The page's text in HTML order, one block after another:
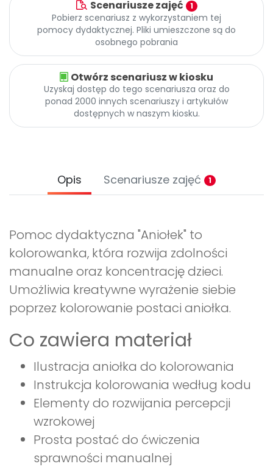
Scenariusze zajęć 1
Pobierz scenariusz z wykorzystaniem tej
pomocy dydaktycznej. Pliki umieszczone są do
osobnego pobrania
Otwórz scenariusz w kiosku
Uzyskaj dostęp do tego scenariusza oraz do
ponad 2000 innych scenariuszy i artykułów
dostępnych w naszym kiosku.
Opis Scenariusze zajęć 1
Pomoc dydaktyczna "Aniołek" to
kolorowanka, która rozwija zdolności
manualne oraz koncentrację dzieci.
Umożliwia kreatywne wyrażenie siebie
poprzez kolorowanie postaci aniołka.
Co zawiera materiał
Ilustracja aniołka do kolorowania
Instrukcja kolorowania według kodu
Elementy do rozwijania percepcji
wzrokowej
Prosta postać do ćwiczenia
sprawności manualnej